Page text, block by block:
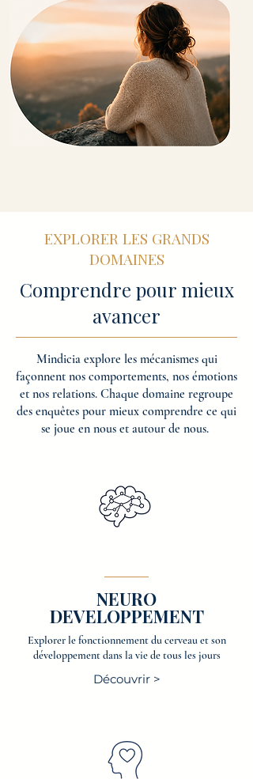
EXPLORER LES GRANDS
DOMAINES
Comprendre pour mieux
avancer
Mindicia explore les mécanismes qui
façonnent nos comportements, nos émotions
et nos relations. Chaque domaine regroupe
des enquêtes pour mieux comprendre ce qui
se joue en nous et autour de nous.
NEURO
DEVELOPPEMENT
Explorer le fonctionnement du cerveau et son
développement dans la vie de tous les jours
Découvrir >